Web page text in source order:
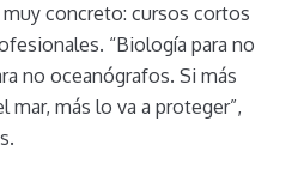
concreto: cursos cortos
“Biología para no
no oceanógrafos. Si más
más lo va a proteger”,